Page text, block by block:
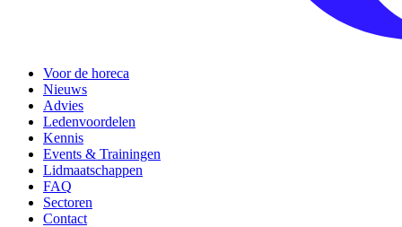
Voor de horeca
Nieuws
Advies
Ledenvoordelen
Kennis
Events & Trainingen
Lidmaatschappen
FAQ
Sectoren
Contact